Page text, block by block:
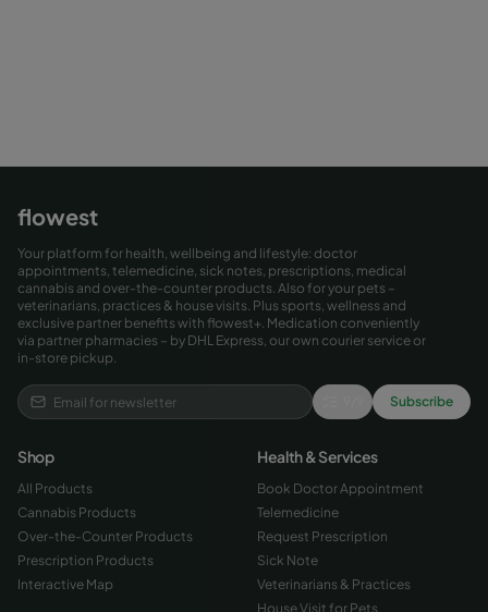
flowest
Your platform for health, wellbeing and lifestyle: doctor
appointments, telemedicine, sick notes, prescriptions, medical
cannabis and over-the-counter products. Also for your pets –
veterinarians, practices & house visits. Plus sports, wellness and
exclusive partner benefits with flowest+. Medication conveniently
via partner pharmacies – by DHL Express, our own courier service or
in-store pickup.
Subscribe
Shop
All Products
Cannabis Products
Over-the-Counter Products
Prescription Products
Interactive Map
Health & Services
Book Doctor Appointment
Telemedicine
Request Prescription
Sick Note
Veterinarians & Practices
House Visit for Pets